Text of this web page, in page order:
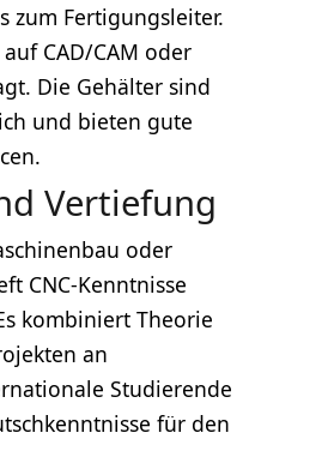
zum Fertigungsleiter.
CAD/CAM oder
Die Gehälter sind
und bieten gute
Vertiefung
oder
CNC-Kenntnisse
kombiniert Theorie
an
Studierende
für den